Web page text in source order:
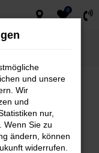
0
und unsere
Wir
und
nur,
Wenn Sie zu
ändern, können
widerrufen.